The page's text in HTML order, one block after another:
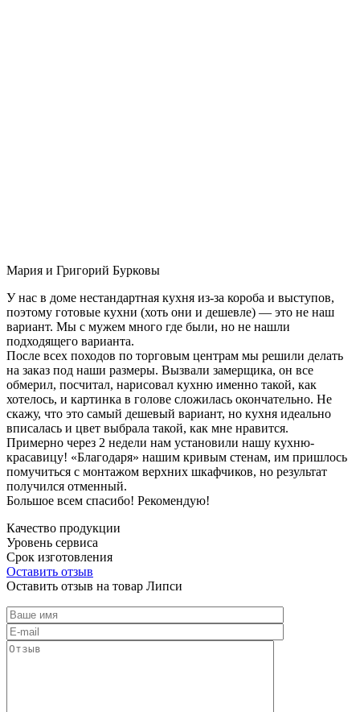
Мария и Григорий Бурковы
У нас в доме нестандартная кухня из-за короба и выступов,
поэтому готовые кухни (хоть они и дешевле) — это не наш
вариант. Мы с мужем много где были, но не нашли
подходящего варианта.
После всех походов по торговым центрам мы решили делать
на заказ под наши размеры. Вызвали замерщика, он все
обмерил, посчитал, нарисовал кухню именно такой, как
хотелось, и картинка в голове сложилась окончательно. Не
скажу, что это самый дешевый вариант, но кухня идеально
вписалась и цвет выбрала такой, как мне нравится.
Примерно через 2 недели нам установили нашу кухню-
красавицу! «Благодаря» нашим кривым стенам, им пришлось
помучиться с монтажом верхних шкафчиков, но результат
получился отменный.
Большое всем спасибо! Рекомендую!
Качество продукции
Уровень сервиса
Срок изготовления
Оставить отзыв
Оставить отзыв на товар Липси